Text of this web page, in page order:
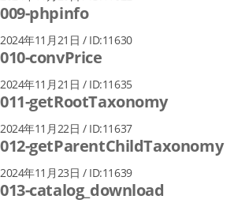
009-phpinfo
2024年11月21日 / ID:11630
010-convPrice
2024年11月21日 / ID:11635
011-getRootTaxonomy
2024年11月22日 / ID:11637
012-getParentChildTaxonomy
2024年11月23日 / ID:11639
013-catalog_download